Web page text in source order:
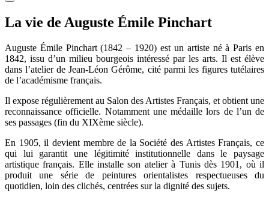
La vie de Auguste Émile Pinchart
Auguste Émile Pinchart (1842 – 1920) est un artiste né à Paris en
1842, issu d’un milieu bourgeois intéressé par les arts. Il est élève
dans l’atelier de Jean-Léon Gérôme, cité parmi les figures tutélaires
de l’académisme français.
Il expose régulièrement au Salon des Artistes Français, et obtient une
reconnaissance officielle. Notamment une médaille lors de l’un de
ses passages (fin du XIXème siècle).
En 1905, il devient membre de la Société des Artistes Français, ce
qui lui garantit une légitimité institutionnelle dans le paysage
artistique français. Elle installe son atelier à Tunis dès 1901, où il
produit une série de peintures orientalistes respectueuses du
quotidien, loin des clichés, centrées sur la dignité des sujets.